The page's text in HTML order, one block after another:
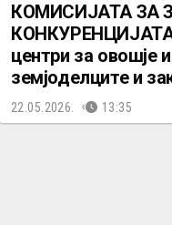
КОМИСИЈАТА ЗА
центри за овошје
земјоделците и
22.05.2026. 13:35